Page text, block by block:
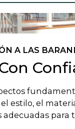
A LAS
estilo, el
adecuadas para